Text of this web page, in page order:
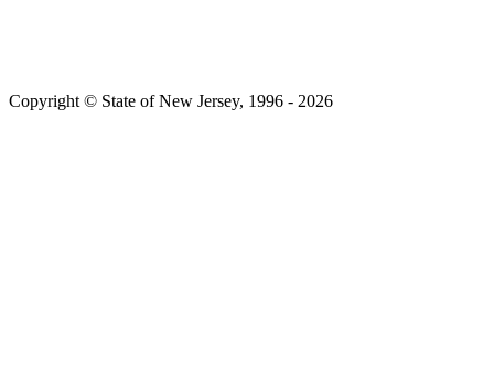
Copyright © State of New Jersey, 1996 -​​​​‌ ‍ ​‍​‍‌‍ ‌ ​‍‌‍‍‌‌‍‌ ‌‍‍‌‌‍ ‍​‍​‍​ ‍‍​‍​‍‌ ​ ‌‍​‌‌‍ ‍‌‍‍‌‌ ‌​‌ ‍‌​‍ ‍‌‍‍‌‌‍ ​‍​‍​‍ ​​‍​‍‌‍‍​‌ ​‍‌‍‌‌‌‍‌‍​‍​‍​ ‍‍​‍​‍‌‍‍​‌ ‌​‌ ‌​‌ ​​​ ‍‍​‍ ​‍ ‌‍ ​‌‍ ‌‍​ ‌‍​‌‌‍ ​‌‍‍​‌‍ ‌ ​ ‌ ‌​​ ‍‍​ ​ ​ ​ ​ ​ ​ ​ ​‍ ‌‍‍‌‌‍ ‍‌ ‌​‌‍‌‌‌‍ ‍‌ ‌​​‍ ‌‍‌‌‌‍‌​‌‍‍‌‌ ‌​​‍ ‌‍ ‌‌‍ ‌‍‌​‌‍‌‌​ ‌‌ ​​‌ ​‍‌‍‌‌‌ ​ ‌‍‌‌‌‍ ‍‌ ‌​‌‍​‌‌ ‌​‌‍‍‌‌‍ ‌‍ ‍​ ‍ ‌‍‍‌‌‍‌​​ ‌‌‍ ‍‌‍‍‍‌​‌ ‌‍ ‌ ‌‍‌​ ​‌‍​‌‌ ‍‌‌‍ ‌ ‌‌‌ ‌​​ ‍ ‌ ‌​‌ ‍‌‌ ​​‌‍‌‌​ ‌‌‍ ‍‌‍‍‍‌‍ ​‌‍​‌‌ ‍‌‌‍ ‌ ‌‌‌ ‌​​ ‍ ‌ ​​‌‍​‌‌ ‌​‌‍‍​​ ‌‌‍‌‍‌‍ ‌‍ ‌ ‌​‌‍‌‌‌ ​‍​‍ ‍‌‍ ​‌‍‌‌‌‍‌ ‌‍​‌‌‍ ​​ ‌‍​‍‌‍​‌‌ ​ ‌‍‌‌‌‌‌‌‌ ​‍‌‍ ​​ ‌‌‍‍​‌ ‌​‌ ‌​‌ ​​​‍‌‌​ ​ ‌​​‌​‍‌‌​ ​‍‌​‌‍​‍‌‌​ ​‍‌​‌‍‌‍ ​‌‍ ‌‍​ ‌‍​‌‌‍ ​‌‍‍​‌‍ ‌ ​ ‌ ‌​​‍‌‌​ ​ ‌​​‌​ ​ ​ ​ ​ ​ ​ ​ ​‍‌‍‌‍‍‌‌‍‌​​ ‌‌‍ ‍‌‍‍‍‌​‌ ‌‍ ‌ ‌‍‌​ ​‌‍​‌‌ ‍‌‌‍ ‌ ‌‌‌ ‌​​‍‌‍‌ ‌​‌ ‍‌‌ ​​‌‍‌‌​ ‌‌‍ ‍‌‍‍‍‌‍ ​‌‍​‌‌ ‍‌‌‍ ‌ ‌‌‌ ‌​​‍‌‍‌ ​​‌‍​‌‌ ‌​‌‍‍​​ ‌‌‍‌‍‌‍ ‌‍ ‌ ‌​‌‍‌‌‌ ​‍​‍ ‍‌‍ ​‌‍‌‌‌‍‌ ‌‍​‌‌‍ ​​‍‌‍‌ ​​‌‍‌‌‌ ​‍‌ ​ ‌ ​​‌‍‌‌‌‍​ ‌ ‌​‌‍‍‌‌ ‌‍‌‍‌‌​ ‌‌ ​​‌ ‌‌‌‍​‍‌‍ ​‌‍‍‌‌ ​ ‌‍‍​‌‍‌‌‌‍‌​​‍​‍‌ ‌ 2026